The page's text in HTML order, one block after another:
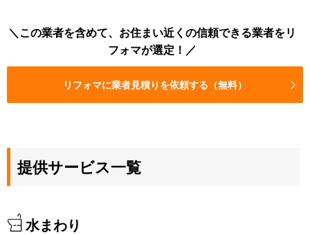
この業者を含めて、お住まい近くの信頼できる業者をリ
フォマが選定！
リフォマに業者見積りを依頼する（無料）
提供サービス一覧
水まわり